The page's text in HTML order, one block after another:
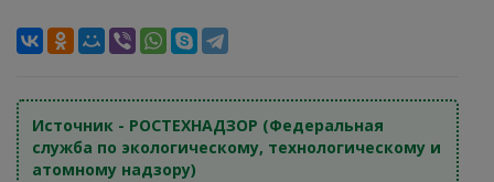
Источник - РОСТЕХНАДЗОР (Федеральная
служба по экологическому, технологическому и
атомному надзору)